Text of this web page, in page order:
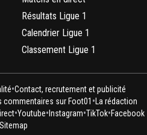
Résultats Ligue 1
Calendrier Ligue 1
Classement Ligue 1
•Contact, recrutement et publicité
commentaires sur Foot01 •La rédaction
•Youtube• Instagram•TikTok•Facebook
Sitemap